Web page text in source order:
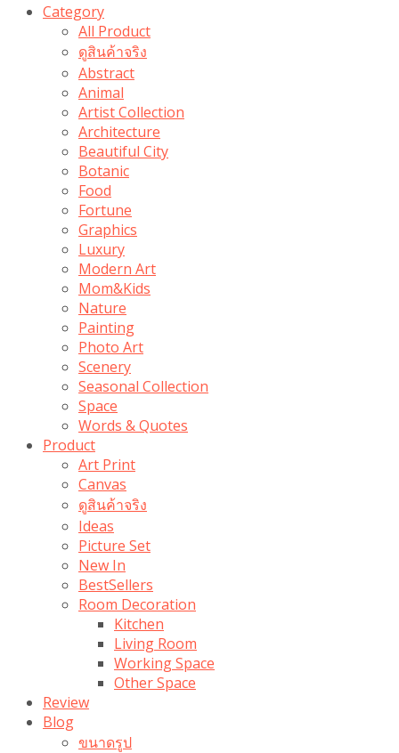
Category
All Product
ดูสินค้าจริง
Abstract
Animal
Artist Collection
Architecture
Beautiful City
Botanic
Food
Fortune
Graphics
Luxury
Modern Art
Mom&Kids
Nature
Painting
Photo Art
Scenery
Seasonal Collection
Space
Words & Quotes
Product
Art Print
Canvas
ดูสินค้าจริง
Ideas
Picture Set
New In
BestSellers
Room Decoration
Kitchen
Living Room
Working Space
Other Space
Review
Blog
ขนาดรูป